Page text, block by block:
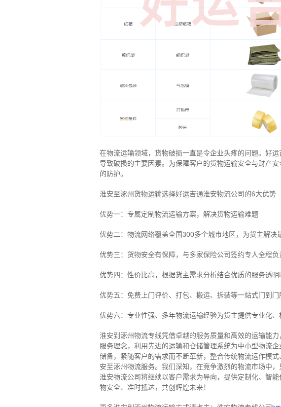
在物流运输领域，货物破损一直是令企业头疼的问题。好
导致破损的主要因素。为保障客户的货物运输安全与财产
的防护。
淮安至涿州货物运输选择好运吉通淮安物流公司的6大优势
优势一：专属定制物流运输方案，解决货物运输难题
优势二：物流网络覆盖全国300多个城市地区，为货主解决
优势三：货物安全有保障，与多家保险公司签约专人全程
优势四：性价比高，根据货主需求分析结合优质的服务透明
优势五：免费上门评价、打包、搬运、拆装等一站式门到门
优势六：专业性强、多年物流运输经验为货主提供专业化
淮安到涿州物流专线凭借卓越的服务质量和高效的运输能力
服务理念，利用先进的运输和仓储管理系统为中小型物流
储备，紧随客户的需求而不断革新，整合传统物流运作模
安至涿州物流服务。 我们深知，在竞争激烈的物流市场中
淮安物流公司将继续以客户需求为导向，提供定制化、智
物安全、准时抵达，共创辉煌未来！